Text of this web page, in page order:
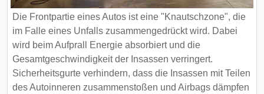
Die Frontpartie eines Autos ist eine "Knautschzone", die
im Falle eines Unfalls zusammengedrückt wird. Dabei
wird beim Aufprall Energie absorbiert und die
Gesamtgeschwindigkeit der Insassen verringert.
Sicherheitsgurte verhindern, dass die Insassen mit Teilen
des Autoinneren zusammenstoßen und Airbags dämpfen